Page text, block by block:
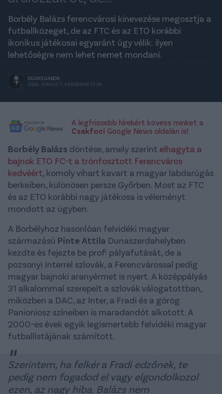
Borbély Balázs ferencvárosi kinevezése megosztja a
futballközeget, de az FTC és az ETO korábbi
ikonikus játékosai egyaránt úgy vélik: ilyen
lehetőségre nem lehet nemet mondani.
DUDÁS GÁBOR
2026. JÚNIUS 7., VASÁRNAP 17:34
A legfrissebb hírekért kövess minket a
Csakfoci Google News oldalán is!
Borbély Balázs döntése, amely szerint elhagyta a
bajnok ETO FC-t a trónfosztott Ferencváros
kedvéért, komoly vihart kavart a magyar labdarúgás
berkeiben, különösen persze Győrben. Most az FTC
és az ETO korábbi nagy játékosa is véleményt
mondott az ügyben.
A Borbélyhoz hasonlóan felvidéki magyar
származású Pinte Attila Dunaszerdahelyben
kezdte és fejezte be profi pályafutását, de a
pozsonyi Interrel szlovák, a Ferencvárossal pedig
magyar bajnoki aranyérmet is nyert. A középpályás
31 alkalommal szerepelt a szlovák válogatottban,
miközben a DAC, az Inter, a Fradi és a görög
Panioniosz színeiben is maradandót alkotott. A
2000-es évek egyik legismertebb felvidéki magyar
futballistájának számított.
Szerintem, ha felkér a Fradi edzőnek, te
pedig nem fogadod el vagy elgondolkozol
ezen, az nagy hiba. Balázs nem